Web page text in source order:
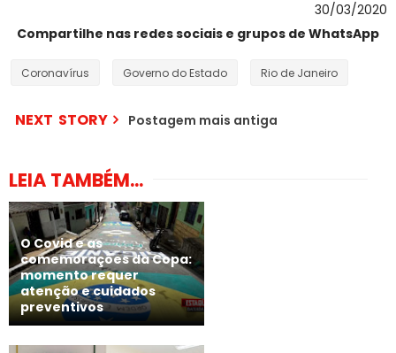
30/03/2020
Compartilhe nas redes sociais e grupos de WhatsApp
Coronavírus Governo do Estado Rio de Janeiro
NEXT STORY Postagem mais antiga
LEIA TAMBÉM...
O Covid e as
comemorações da Copa:
momento requer
atenção e cuidados
preventivos